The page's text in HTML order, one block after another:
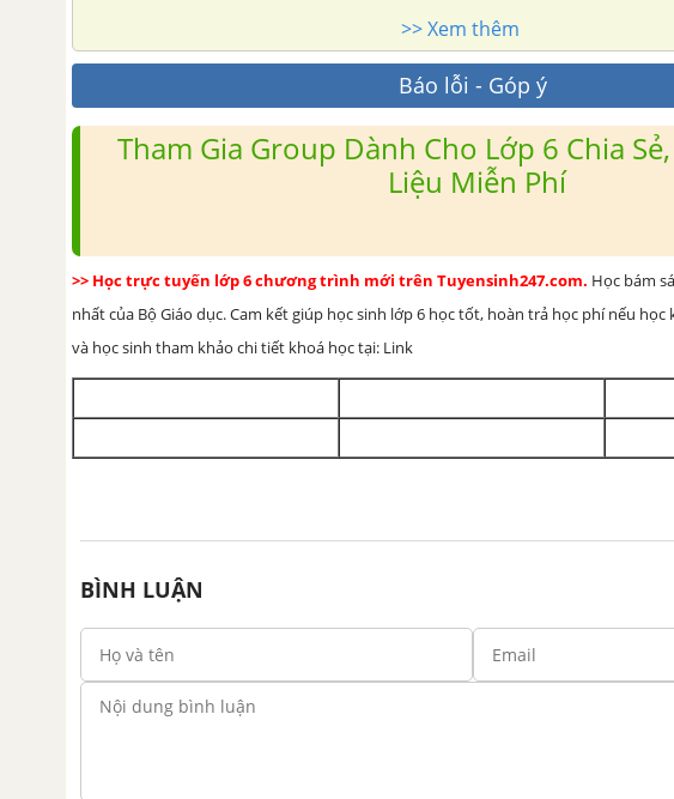
>> Xem thêm
Báo lỗi - Góp ý
Tham Gia Group Dành Cho Lớp 6 Chia
Liệu Miễn Phí
>> Học trực tuyến lớp 6 chương trình mới trên Tuyensinh247.com. Học bám
nhất của Bộ Giáo dục. Cam kết giúp học sinh lớp 6 học tốt, hoàn trả học phí nếu
và học sinh tham khảo chi tiết khoá học tại: Link
BÌNH LUẬN